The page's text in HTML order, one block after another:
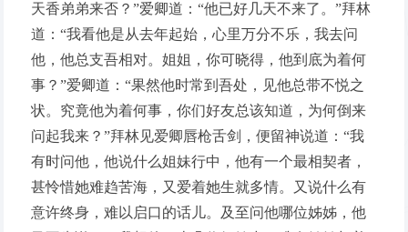
天香弟弟来否？”爱卿道：“他已好几天不来了。”拜林
道：“我看他是从去年起始，心里万分不乐，我去问
他，他总支吾相对。姐姐，你可晓得，他到底为着何
事？”爱卿道：“果然他时常到吾处，见他总带不悦之
状。究竟他为着何事，你们好友总该知道，为何倒来
问起我来？”拜林见爱卿唇枪舌剑，便留神说道：“我
有时问他，他说什么姐妹行中，他有一个最相契者，
甚怜惜她难趋苦海，又爱着她生就多情。又说什么有
意许终身，难以启口的话儿。及至问他哪位姊姊，他